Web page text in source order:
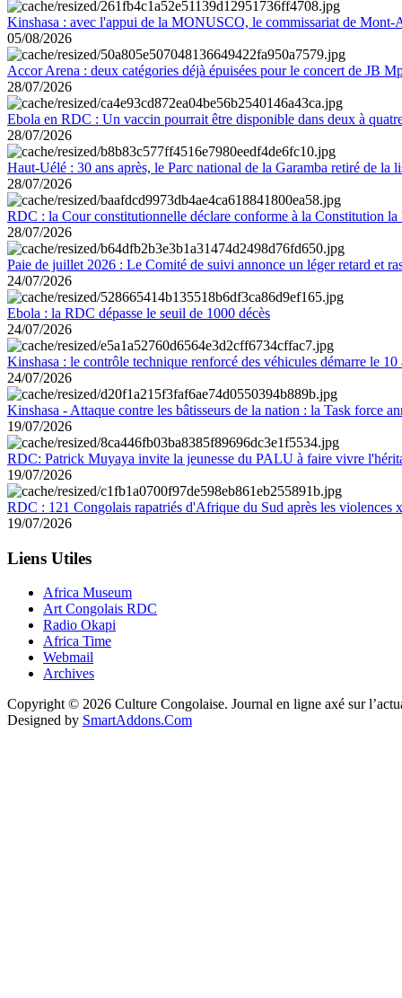
Kinshasa : avec l'appui de la MONUSCO, le commissariat de Mont-
05/08/2026
Accor Arena : deux catégories déjà épuisées pour le concert de JB
28/07/2026
Ebola en RDC : Un vaccin pourrait être disponible dans deux à
28/07/2026
Haut-Uélé : 30 ans après, le Parc national de la Garamba retiré de la
28/07/2026
RDC : la Cour constitutionnelle déclare conforme à la Constitution la
28/07/2026
Paie de juillet 2026 : Le Comité de suivi annonce un léger retard et
24/07/2026
Ebola : la RDC dépasse le seuil de 1000 décès
24/07/2026
Kinshasa : le contrôle technique renforcé des véhicules démarre le 10
24/07/2026
Kinshasa - Attaque contre les bâtisseurs de la nation : la Task force
19/07/2026
RDC: Patrick Muyaya invite la jeunesse du PALU à faire vivre
19/07/2026
RDC : 121 Congolais rapatriés d'Afrique du Sud après les violences
19/07/2026
Liens Utiles
Africa Museum
Art Congolais RDC
Radio Okapi
Africa Time
Webmail
Archives
Copyright © 2026 Culture Congolaise. Journal en ligne axé sur
Designed by SmartAddons.Com